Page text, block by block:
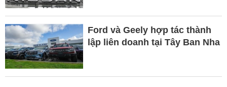
Ford và Geely hợp tác thành
lập liên doanh tại Tây Ban Nha